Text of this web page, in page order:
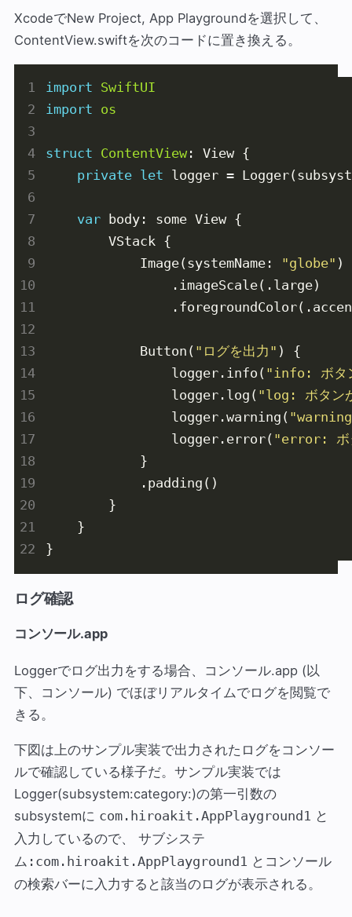
XcodeでNew Project, App Playgroundを選択して、
ContentView.swiftを次のコードに置き換える。
4
14
import
SwiftUI
import
os
struct ContentView
private
let logger =
var
            Image(systemName:
"globe"
            Button(
"ログを出力"
                logger.info(
"info: ボタ
                logger.log(
"log: ボタン
                logger.warning(
                logger.error(
"error: ボ
ログ確認
コンソール.app
Loggerでログ出力をする場合、コンソール.app (以
下、コンソール) でほぼリアルタイムでログを閲覧で
きる。
下図は上のサンプル実装で出力されたログをコンソー
ルで確認している様子だ。サンプル実装では
Logger(subsystem:category:)の第一引数の
subsystemに com.hiroakit.AppPlayground1 と
入力しているので、 サブシステ
ム:com.hiroakit.AppPlayground1 とコンソール
の検索バーに入力すると該当のログが表示される。